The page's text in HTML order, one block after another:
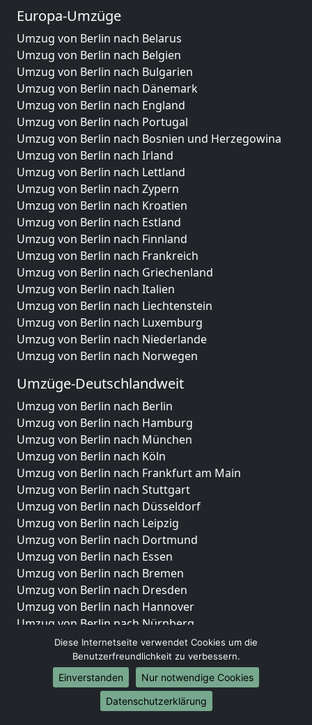
Europa-Umzüge
Umzug von Berlin nach Belarus
Umzug von Berlin nach Belgien
Umzug von Berlin nach Bulgarien
Umzug von Berlin nach Dänemark
Umzug von Berlin nach England
Umzug von Berlin nach Portugal
Umzug von Berlin nach Bosnien und Herzegowina
Umzug von Berlin nach Irland
Umzug von Berlin nach Lettland
Umzug von Berlin nach Zypern
Umzug von Berlin nach Kroatien
Umzug von Berlin nach Estland
Umzug von Berlin nach Finnland
Umzug von Berlin nach Frankreich
Umzug von Berlin nach Griechenland
Umzug von Berlin nach Italien
Umzug von Berlin nach Liechtenstein
Umzug von Berlin nach Luxemburg
Umzug von Berlin nach Niederlande
Umzug von Berlin nach Norwegen
Umzüge-Deutschlandweit
Umzug von Berlin nach Berlin
Umzug von Berlin nach Hamburg
Umzug von Berlin nach München
Umzug von Berlin nach Köln
Umzug von Berlin nach Frankfurt am Main
Umzug von Berlin nach Stuttgart
Umzug von Berlin nach Düsseldorf
Umzug von Berlin nach Leipzig
Umzug von Berlin nach Dortmund
Umzug von Berlin nach Essen
Umzug von Berlin nach Bremen
Umzug von Berlin nach Dresden
Umzug von Berlin nach Hannover
Umzug von Berlin nach Nürnberg
Umzug von Berlin nach Duisburg
Umzug von Berlin nach Bochum
Umzug von Berlin nach Wuppertal
Umzug von Berlin nach Bielefeld
Umzug von Berlin nach Bonn
Diese Internetseite verwendet Cookies um die
Benutzerfreundlichkeit zu verbessern.
Einverstanden
Nur notwendige Cookies
Datenschutzerklärung